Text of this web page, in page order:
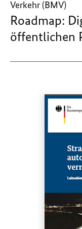
Verkehr (BMV)
Roadmap:
öffentlichen